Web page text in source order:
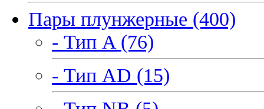
Пары плунжерные (400)
- Тип A (76)
- Тип AD (15)